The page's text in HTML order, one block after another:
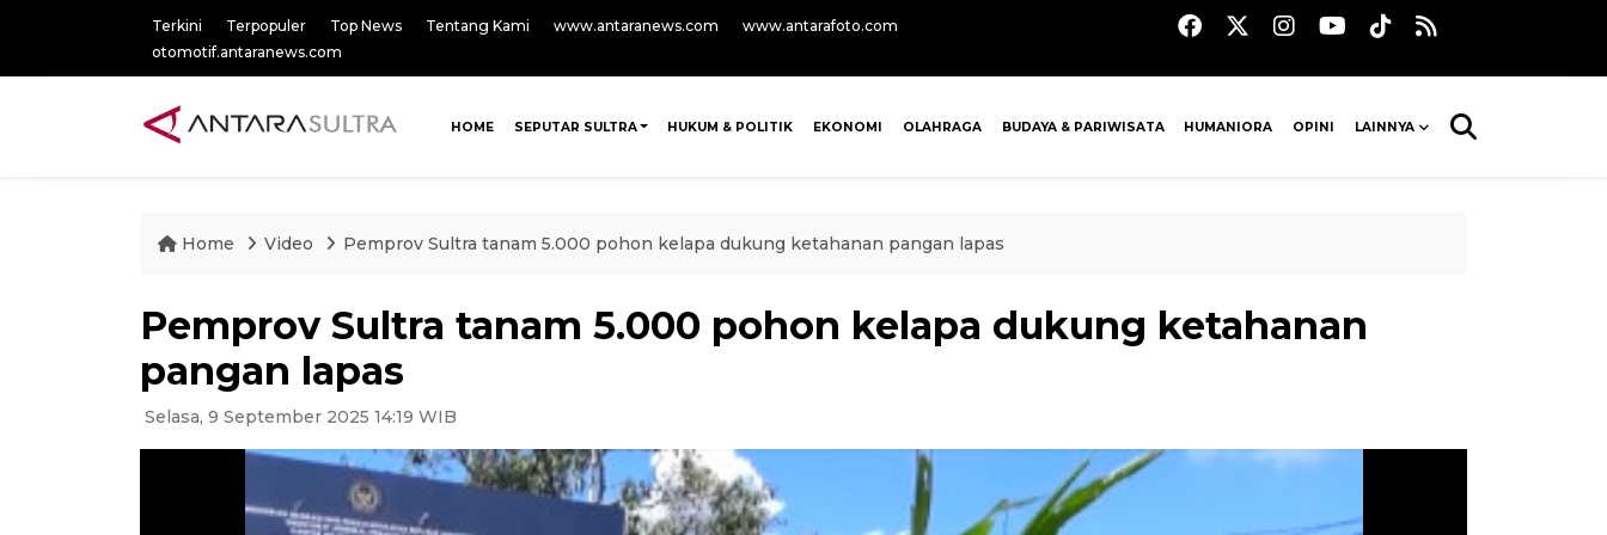
Terkini Terpopuler Top News Tentang Kami www.antaranews.com
www.antarafoto.com
otomotif.antaranews.com
HOME SEPUTAR SULTRA HUKUM & POLITIK EKONOMI OLAHRAGA BUDAYA & PARIWISATA HUMANIORA OPINI LAINNYA
Home Video Pemprov Sultra tanam 5.000 pohon kelapa dukung ketahanan pangan lapas
Pemprov Sultra tanam 5.000 pohon kelapa dukung ketahanan
pangan lapas
Selasa, 9 September 2025 14:19 WIB